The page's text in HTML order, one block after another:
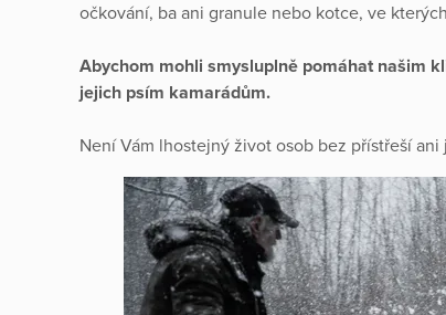
očkování, ba ani granule nebo kotce, ve
Abychom mohli smysluplně pomáhat našim
jejich psím kamarádům.
Není Vám lhostejný život osob bez přístřeší